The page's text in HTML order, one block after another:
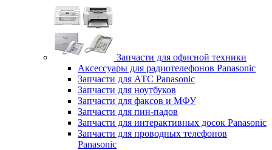
Запчасти для офисной техники
Аксессуары для радиотелефонов Panasonic
Запчасти для АТС Panasonic
Запчасти для ноутбуков
Запчасти для факсов и МФУ
Запчасти для пин-падов
Запчасти для интерактивных досок Panasonic
Запчасти для проводных телефонов
Panasonic